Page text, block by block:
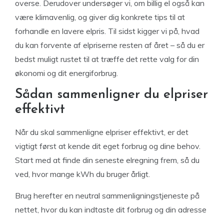
overse. Derudover undersøger vi, om billig el også kan
være klimavenlig, og giver dig konkrete tips til at
forhandle en lavere elpris. Til sidst kigger vi på, hvad
du kan forvente af elpriserne resten af året – så du er
bedst muligt rustet til at træffe det rette valg for din
økonomi og dit energiforbrug.
Sådan sammenligner du elpriser
effektivt
Når du skal sammenligne elpriser effektivt, er det
vigtigt først at kende dit eget forbrug og dine behov.
Start med at finde din seneste elregning frem, så du
ved, hvor mange kWh du bruger årligt.
Brug herefter en neutral sammenligningstjeneste på
nettet, hvor du kan indtaste dit forbrug og din adresse